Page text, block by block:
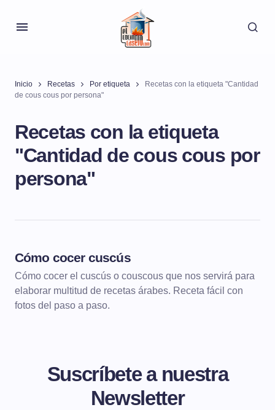
Inicio Recetas Por etiqueta
Recetas con la etiqueta "Cantidad
de cous cous por persona"
Recetas con la etiqueta
"Cantidad de cous cous por
persona"
Cómo cocer cuscús
Cómo cocer el cuscús o couscous que nos servirá para
elaborar multitud de recetas árabes. Receta fácil con
fotos del paso a paso.
Suscríbete a nuestra
Newsletter